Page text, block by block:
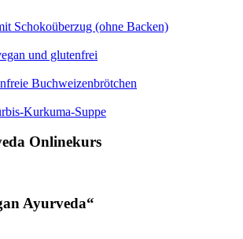
Schokoüberzug (ohne Backen)
und glutenfrei
Buchweizenbrötchen
Kurkuma-Suppe
Onlinekurs
Ayurveda“